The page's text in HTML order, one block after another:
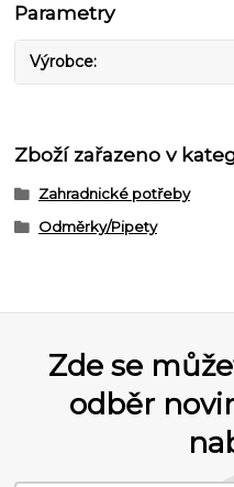
Parametry
Výrobce
Zboží zařazeno v
Zahradnické potřeby
Odměrky/Pipety
Zde se
odběr